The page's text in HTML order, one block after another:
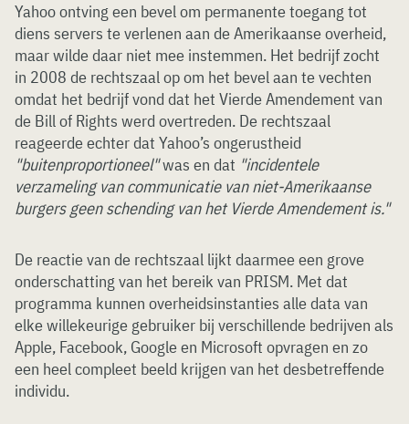
Yahoo ontving een bevel om permanente toegang tot
diens servers te verlenen aan de Amerikaanse overheid,
maar wilde daar niet mee instemmen. Het bedrijf zocht
in 2008 de rechtszaal op om het bevel aan te vechten
omdat het bedrijf vond dat het Vierde Amendement van
de Bill of Rights werd overtreden. De rechtszaal
reageerde echter dat Yahoo’s ongerustheid
"buitenproportioneel"was en dat "incidentele
verzameling van communicatie van niet-Amerikaanse
burgers geen schending van het Vierde Amendement is."
De reactie van de rechtszaal lijkt daarmee een grove
onderschatting van het bereik van PRISM. Met dat
programma kunnen overheidsinstanties alle data van
elke willekeurige gebruiker bij verschillende bedrijven als
Apple, Facebook, Google en Microsoft opvragen en zo
een heel compleet beeld krijgen van het desbetreffende
individu.